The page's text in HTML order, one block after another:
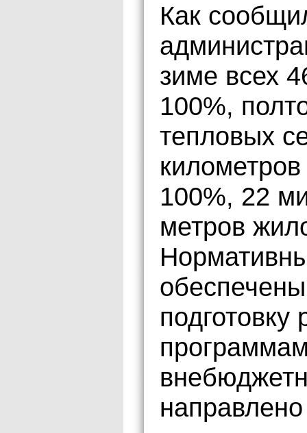
Как
зиме всех
100%,
тепловых
100%, 22
метров